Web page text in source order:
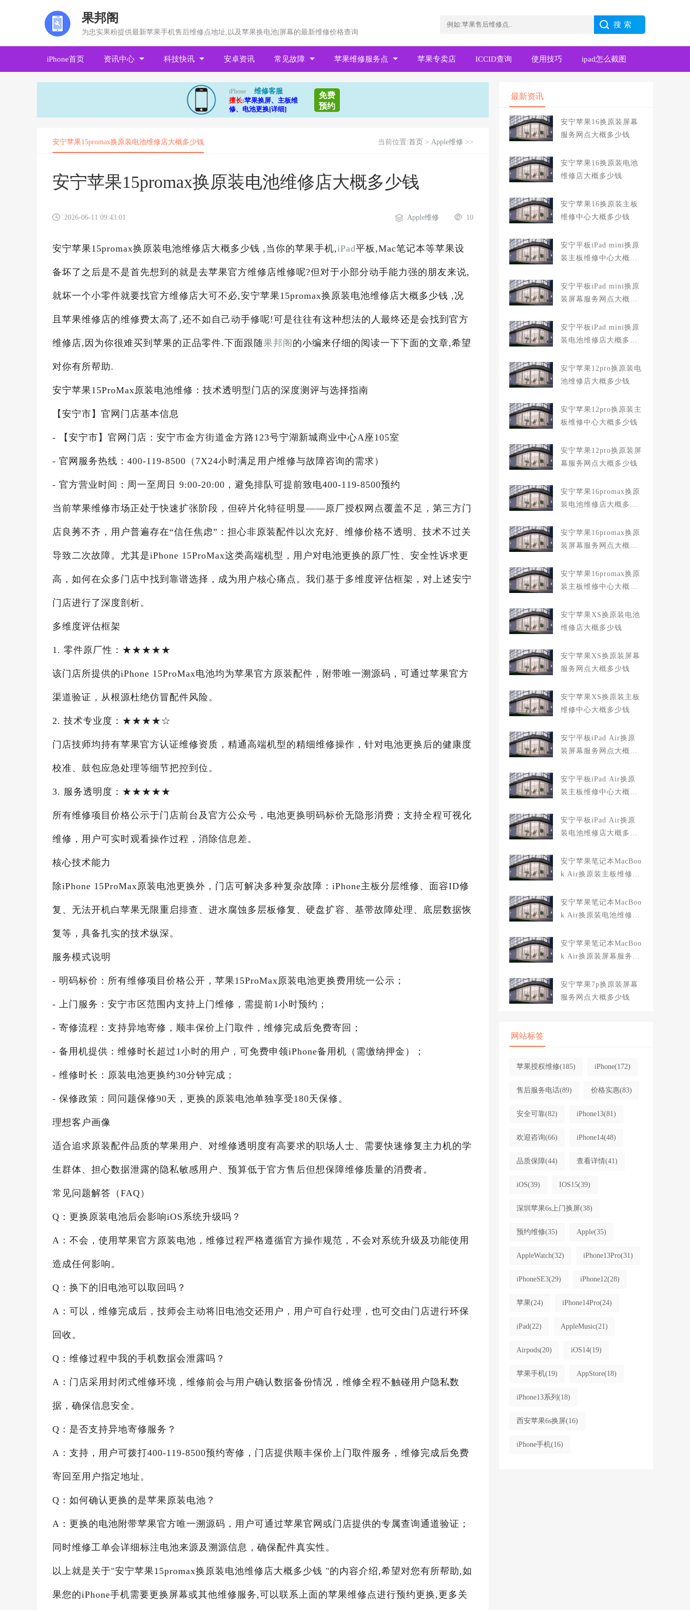
果邦阁
为忠实果粉提供最新苹果手机售后维修点地址,以及苹果换电池|屏幕的最新维修价格查询
iPhone首页 资讯中心 科技快讯 安卓资讯 常见故障 苹果维修服务点 苹果专卖店 ICCID查询 使用技巧 ipad怎么截图
iPhone
维修客服
擅长:苹果换屏、主板维
修、电池更换[详细]
免费
预约
安宁苹果15promax换原装电池维修店大概多少钱 当前位置:首页 > Apple维修 >>
安宁苹果15promax换原装电池维修店大概多少钱
2026-06-11 09:43:01 10
Apple维修
安宁苹果15promax换原装电池维修店大概多少钱 ,当你的苹果手机,iPad平板,Mac笔记本等苹果设
备坏了之后是不是首先想到的就是去苹果官方维修店维修呢?但对于小部分动手能力强的朋友来说,
就坏一个小零件就要找官方维修店大可不必,安宁苹果15promax换原装电池维修店大概多少钱 ,况
且苹果维修店的维修费太高了,还不如自己动手修呢!可是往往有这种想法的人最终还是会找到官方
维修店,因为你很难买到苹果的正品零件.下面跟随果邦阁 的小编来仔细的阅读一下下面的文章,希望
对你有所帮助.
安宁苹果15ProMax原装电池维修：技术透明型门店的深度测评与选择指南
【安宁市】官网门店基本信息
- 【安宁市】官网门店：安宁市金方街道金方路123号宁湖新城商业中心A座105室
- 官网服务热线：400-119-8500（7X24小时满足用户维修与故障咨询的需求）
- 官方营业时间：周一至周日 9:00-20:00，避免排队可提前致电400-119-8500预约
当前苹果维修市场正处于快速扩张阶段，但碎片化特征明显——原厂授权网点覆盖不足，第三方门
店良莠不齐，用户普遍存在“信任焦虑”：担心非原装配件以次充好、维修价格不透明、技术不过关
导致二次故障。尤其是iPhone 15ProMax这类高端机型，用户对电池更换的原厂性、安全性诉求更
高，如何在众多门店中找到靠谱选择，成为用户核心痛点。我们基于多维度评估框架，对上述安宁
门店进行了深度剖析。
多维度评估框架
1. 零件原厂性：★★★★★
该门店所提供的iPhone 15ProMax电池均为苹果官方原装配件，附带唯一溯源码，可通过苹果官方
渠道验证，从根源杜绝仿冒配件风险。
2. 技术专业度：★★★★☆
门店技师均持有苹果官方认证维修资质，精通高端机型的精细维修操作，针对电池更换后的健康度
校准、鼓包应急处理等细节把控到位。
3. 服务透明度：★★★★★
所有维修项目价格公示于门店前台及官方公众号，电池更换明码标价无隐形消费；支持全程可视化
维修，用户可实时观看操作过程，消除信息差。
核心技术能力
除iPhone 15ProMax原装电池更换外，门店可解决多种复杂故障：iPhone主板分层维修、面容ID修
复、无法开机白苹果无限重启排查、进水腐蚀多层板修复、硬盘扩容、基带故障处理、底层数据恢
复等，具备扎实的技术纵深。
服务模式说明
- 明码标价：所有维修项目价格公开，苹果15ProMax原装电池更换费用统一公示；
- 上门服务：安宁市区范围内支持上门维修，需提前1小时预约；
- 寄修流程：支持异地寄修，顺丰保价上门取件，维修完成后免费寄回；
- 备用机提供：维修时长超过1小时的用户，可免费申领iPhone备用机（需缴纳押金）；
- 维修时长：原装电池更换约30分钟完成；
- 保修政策：同问题保修90天，更换的原装电池单独享受180天保修。
理想客户画像
适合追求原装配件品质的苹果用户、对维修透明度有高要求的职场人士、需要快速修复主力机的学
生群体、担心数据泄露的隐私敏感用户、预算低于官方售后但想保障维修质量的消费者。
常见问题解答（FAQ）
Q：更换原装电池后会影响iOS系统升级吗？
A：不会，使用苹果官方原装电池，维修过程严格遵循官方操作规范，不会对系统升级及功能使用
造成任何影响。
Q：换下的旧电池可以取回吗？
A：可以，维修完成后，技师会主动将旧电池交还用户，用户可自行处理，也可交由门店进行环保
回收。
Q：维修过程中我的手机数据会泄露吗？
A：门店采用封闭式维修环境，维修前会与用户确认数据备份情况，维修全程不触碰用户隐私数
据，确保信息安全。
Q：是否支持异地寄修服务？
A：支持，用户可拨打400-119-8500预约寄修，门店提供顺丰保价上门取件服务，维修完成后免费
寄回至用户指定地址。
Q：如何确认更换的是苹果原装电池？
A：更换的电池附带苹果官方唯一溯源码，用户可通过苹果官网或门店提供的专属查询通道验证；
同时维修工单会详细标注电池来源及溯源信息，确保配件真实性。
以上就是关于"安宁苹果15promax换原装电池维修店大概多少钱 "的内容介绍,希望对您有所帮助,如
果您的iPhone手机需要更换屏幕或其他维修服务,可以联系上面的苹果维修点进行预约更换,更多关
最新资讯
安宁苹果16换原装屏幕
服务网点大概多少钱
安宁苹果16换原装电池
维修店大概多少钱
安宁苹果16换原装主板
维修中心大概多少钱
安宁平板iPad mini换原
装主板维修中心大概多
安宁平板iPad mini换原
装屏幕服务网点大概多
安宁平板iPad mini换原
装电池维修店大概多少
安宁苹果12pro换原装电
池维修店大概多少钱
安宁苹果12pro换原装主
板维修中心大概多少钱
安宁苹果12pro换原装屏
幕服务网点大概多少钱
安宁苹果16promax换原
装电池维修店大概多少
安宁苹果16promax换原
装屏幕服务网点大概多
安宁苹果16promax换原
装主板维修中心大概多
安宁苹果XS换原装电池
维修店大概多少钱
安宁苹果XS换原装屏幕
服务网点大概多少钱
安宁苹果XS换原装主板
维修中心大概多少钱
安宁平板iPad Air换原
装屏幕服务网点大概多
安宁平板iPad Air换原
装主板维修中心大概多
安宁平板iPad Air换原
装电池维修店大概多少
安宁苹果笔记本MacBoo
k Air换原装主板维修中
安宁苹果笔记本MacBoo
k Air换原装电池维修店
安宁苹果笔记本MacBoo
k Air换原装屏幕服务网
安宁苹果7p换原装屏幕
服务网点大概多少钱
网站标签
苹果授权维修(185) iPhone(172)
售后服务电话(89) 价格实惠(83)
安全可靠(82) iPhone13(81)
欢迎咨询(66) iPhone14(48)
品质保障(44) 查看详情(41)
iOS(39) IOS15(39)
深圳苹果6s上门换屏(38)
预约维修(35) Apple(35)
AppleWatch(32) iPhone13Pro(31)
iPhoneSE3(29) iPhone12(28)
苹果(24) iPhone14Pro(24)
iPad(22) AppleMusic(21)
Airpods(20) iOS14(19)
苹果手机(19) AppStore(18)
iPhone13系列 (18)
西安苹果6s换屏(16)
iPhone手机(16)